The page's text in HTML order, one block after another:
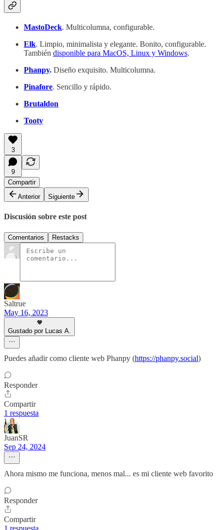
MastoDeck. Multicolumna, configurable.
Elk. Limpio, minimalista y elegante. Bonito, configurable.
También disponible para MacOS, Linux y Windows.
Phanpy. Diseño exquisito. Multicolumna.
Pinafore. Sencillo y rápido.
Brutaldon
Tooty
3
9
Compartir
Anterior
Siguiente
Discusión sobre este post
Comentarios Restacks
Saltrue
May 16, 2023
Gustado por Lucas A.
Puedes añadir como cliente web Phanpy (https://phanpy.social)
Responder
Compartir
1 respuesta
JuanSR
Sep 24, 2024
Ahora mismo me funciona, menos mal... es mi cliente web favorito
Responder
Compartir
1 respuesta